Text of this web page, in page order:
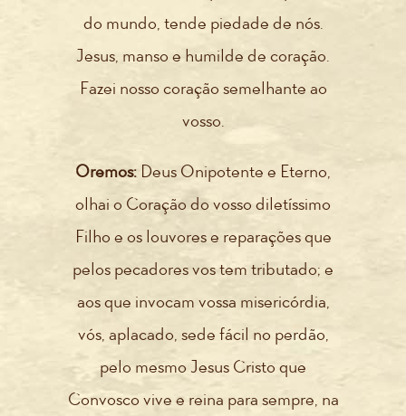
do mundo, tende piedade de nós.
Jesus, manso e humilde de coração.
Fazei nosso coração semelhante ao
vosso.
Oremos: Deus Onipotente e Eterno,
olhai o Coração do vosso diletíssimo
Filho e os louvores e reparações que
pelos pecadores vos tem tributado; e
aos que invocam vossa misericórdia,
vós, aplacado, sede fácil no perdão,
pelo mesmo Jesus Cristo que
Convosco vive e reina para sempre, na